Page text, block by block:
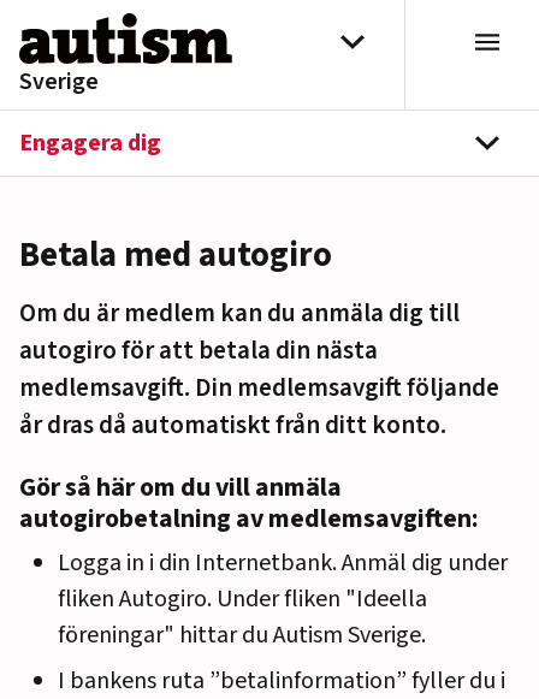
Hoppa till innehåll
Sverige
Välj distrikt
Engagera dig
Betala med autogiro
Om du är medlem kan du anmäla dig till
autogiro för att betala din nästa
medlemsavgift. Din medlemsavgift följande
år dras då automatiskt från ditt konto.
Gör så här om du vill anmäla
autogirobetalning av medlemsavgiften:
Logga in i din Internetbank. Anmäl dig under
fliken Autogiro. Under fliken "Ideella
föreningar" hittar du Autism Sverige.
I bankens ruta ”betalinformation” fyller du i